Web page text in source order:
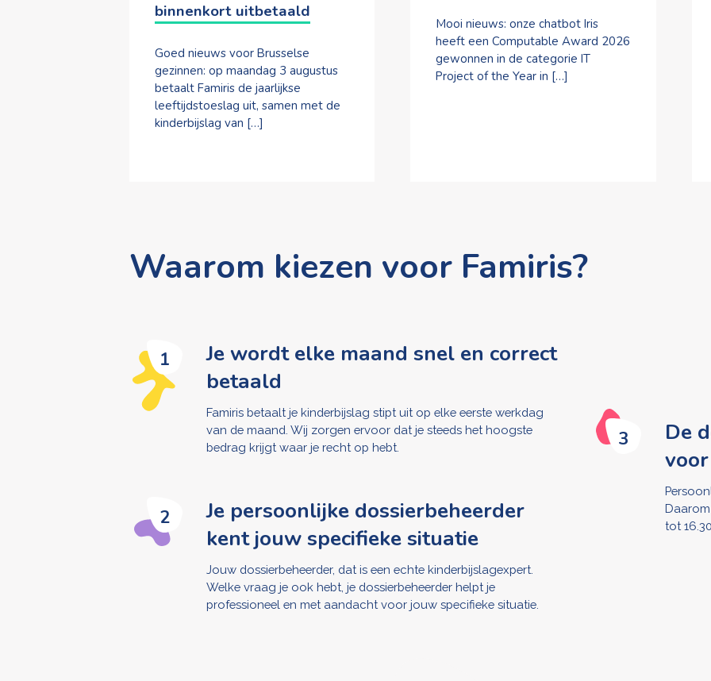
binnenkort uitbetaald
Goed nieuws voor Brusselse
gezinnen: op maandag 3 augustus
betaalt Famiris de jaarlijkse
leeftijdstoeslag uit, samen met de
kinderbijslag van […]
Mooi nieuws: onze chatbot Iris
heeft een Computable Award 2026
gewonnen in de categorie IT
Project of the Year in […]
Waarom kiezen voor Famiris?
1
Je wordt elke maand snel en correct
betaald
Famiris betaalt je kinderbijslag stipt uit op elke eerste werkdag
van de maand. Wij zorgen ervoor dat je steeds het hoogste
bedrag krijgt waar je recht op hebt.
2
Je persoonlijke dossierbeheerder
kent jouw specifieke situatie
Jouw dossierbeheerder, dat is een echte kinderbijslagexpert.
Welke vraag je ook hebt, je dossierbeheerder helpt je
professioneel en met aandacht voor jouw specifieke situatie.
3
De
voor
tot